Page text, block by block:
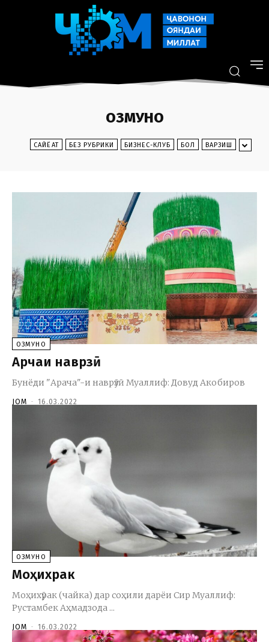
ОЗМУНҲО
CАЙЁҲАТ БЕЗ РУБРИКИ БИЗНЕС-КЛУБ БОЛ ВАРЗИШ
ОЗМУНҲО
Арчаи наврӯзӣ
JOM - 16.03.2022
ОЗМУНҲО
Моҳихӯрак
Моҳихӯрак (чайка) дар соҳили дарёи Сир Муаллиф:
Рустамбек Аҳмадзода ...
JOM - 16.03.2022